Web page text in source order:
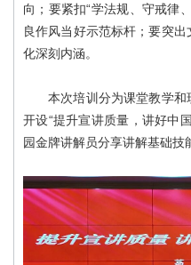
向；要紧扣“学法规、守戒律
良作风当好示范标杆；要突
化深刻内涵。
本次培训分为课堂教学和
开设“提升宣讲质量，讲好中
园金牌讲解员分享讲解基础技